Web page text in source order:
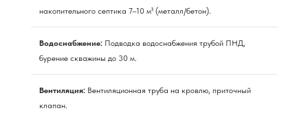
накопительного септика 7–10 м³ (металл/бетон).
Водоснабжение: Подводка водоснабжения трубой ПНД,
бурение скважины до 30 м.
Вентиляция: Вентиляционная труба на кровлю, приточный
клапан.